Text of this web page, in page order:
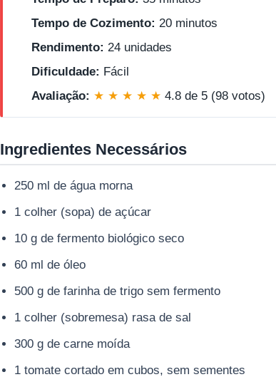
Tempo de Cozimento: 20 minutos
Rendimento: 24 unidades
Dificuldade: Fácil
Avaliação: ★ ★ ★ ★ ★ 4.8 de 5 (98 votos)
Ingredientes Necessários
250 ml de água morna
1 colher (sopa) de açúcar
10 g de fermento biológico seco
60 ml de óleo
500 g de farinha de trigo sem fermento
1 colher (sobremesa) rasa de sal
300 g de carne moída
1 tomate cortado em cubos, sem sementes